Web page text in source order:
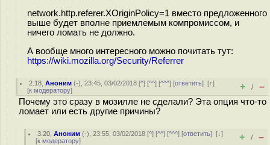
network.http.referer.XOriginPolicy=1 вместо предложенного
выше будет вполне приемлемым компромиссом, и
ничего ломать не должно.
А вообще много интересного можно почитать тут:
https://wiki.mozilla.org/Security/Referrer
2.18 ,Аноним (-), 23:45, 03/02/2018 [^] [^^] [^^^] [ответить][↑]
[к модератору] + / –
Почему это сразу в мозилле не сделали? Эта опция что-то
ломает или есть другие причины?
3.20 ,Аноним (-), 23:55, 03/02/2018 [^] [^^] [^^^] [ответить][↓]
[к модератору] + / –